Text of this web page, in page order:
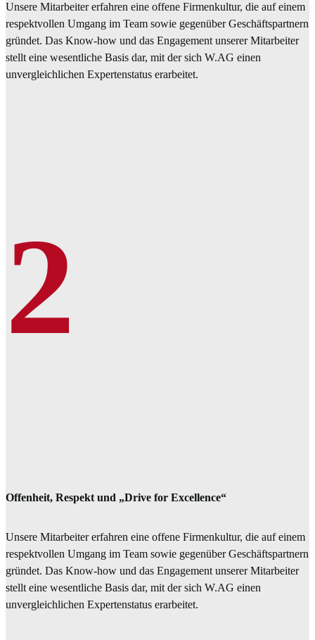
Unsere Mitarbeiter erfahren eine offene Firmenkultur, die auf einem
respektvollen Umgang im Team sowie gegenüber Geschäftspartnern
gründet. Das Know-how und das Engagement unserer Mitarbeiter
stellt eine wesentliche Basis dar, mit der sich W.AG einen
unvergleichlichen Expertenstatus erarbeitet.
2
Offenheit, Respekt und „Drive for Excellence“
Unsere Mitarbeiter erfahren eine offene Firmenkultur, die auf einem
respektvollen Umgang im Team sowie gegenüber Geschäftspartnern
gründet. Das Know-how und das Engagement unserer Mitarbeiter
stellt eine wesentliche Basis dar, mit der sich W.AG einen
unvergleichlichen Expertenstatus erarbeitet.